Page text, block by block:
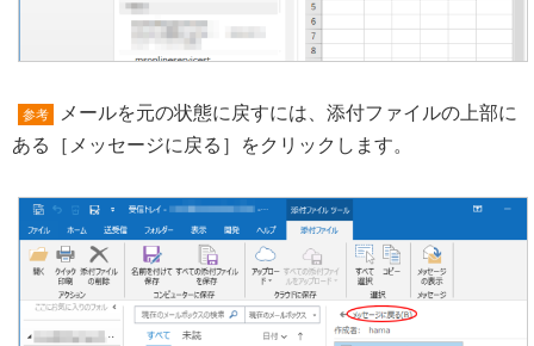
参考
メールを元の状態に戻すには、添付ファイルの上部に
ある［メッセージに戻る］をクリックします。